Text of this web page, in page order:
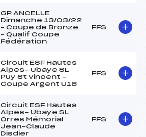
GP ANCELLE
Dimanche 13/03/22
– Coupe de Bronze
– Qualif Coupe
Fédération
FFS
Circuit ESF Hautes
Alpes- Ubaye SL
Puy St Vincent -
Coupe Argent U18
FFS
Circuit ESF Hautes
Alpes- Ubaye SL
Orres Mémorial
Jean-Claude
Disdier
FFS